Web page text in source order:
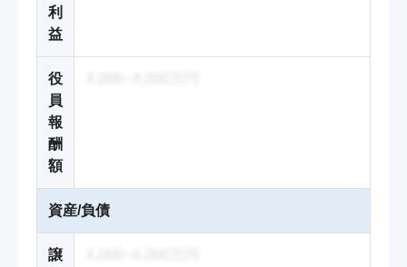
利
益
役
員
報
酬
額
資産/負債
譲